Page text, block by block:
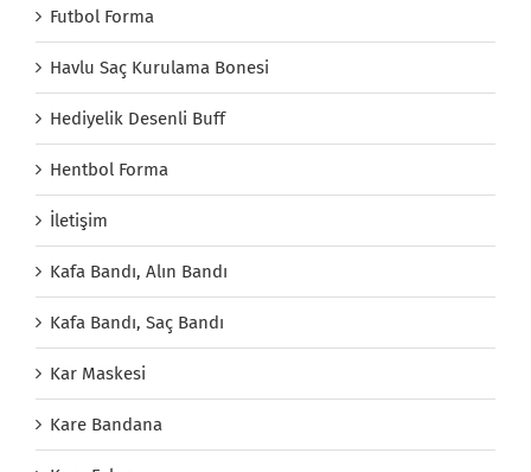
Futbol Forma
Havlu Saç Kurulama Bonesi
Hediyelik Desenli Buff
Hentbol Forma
İletişim
Kafa Bandı, Alın Bandı
Kafa Bandı, Saç Bandı
Kar Maskesi
Kare Bandana